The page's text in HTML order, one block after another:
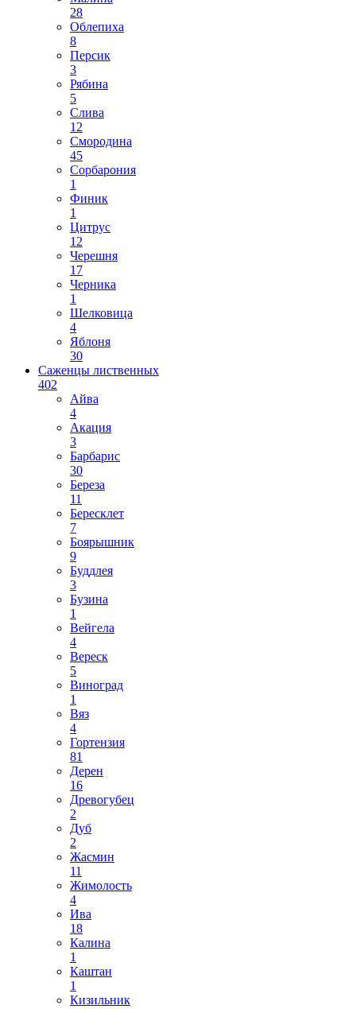
28
Облепиха
8
Персик
3
Рябина
5
Слива
12
Смородина
45
Сорбарония
1
Финик
1
Цитрус
12
Черешня
17
Черника
1
Шелковица
4
Яблоня
30
Саженцы лиственных
402
Айва
4
Акация
3
Барбарис
30
Береза
11
Бересклет
7
Боярышник
9
Буддлея
3
Бузина
1
Вейгела
4
Вереск
5
Виноград
1
Вяз
4
Гортензия
81
Дерен
16
Древогубец
2
Дуб
2
Жасмин
11
Жимолость
4
Ива
18
Калина
1
Каштан
1
Кизильник